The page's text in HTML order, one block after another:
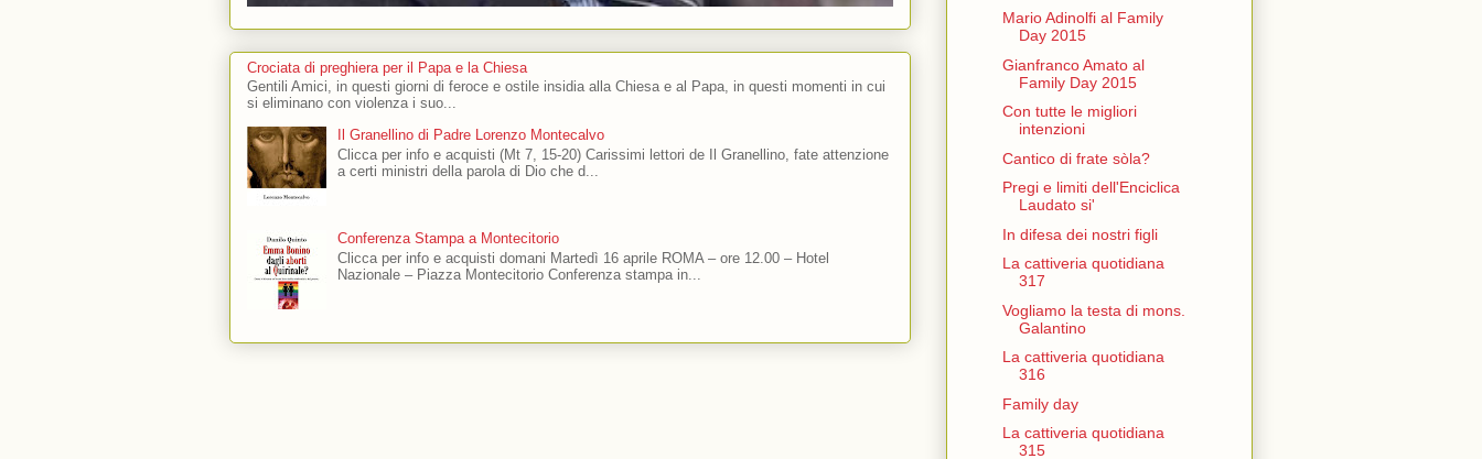
Crociata di preghiera per il Papa e la Chiesa
Gentili Amici, in questi giorni di feroce e ostile insidia alla Chiesa e al Papa, in questi momenti in cui
si eliminano con violenza i suo...
Il Granellino di Padre Lorenzo Montecalvo
Clicca per info e acquisti (Mt 7, 15-20) Carissimi lettori de Il Granellino, fate attenzione
a certi ministri della parola di Dio che d...
Conferenza Stampa a Montecitorio
Clicca per info e acquisti domani Martedì 16 aprile ROMA – ore 12.00 – Hotel
Nazionale – Piazza Montecitorio Conferenza stampa in...
Mario Adinolfi al Family
Day 2015
Gianfranco Amato al
Family Day 2015
Con tutte le migliori
intenzioni
Cantico di frate sòla?
Pregi e limiti dell'Enciclica
Laudato si'
In difesa dei nostri figli
La cattiveria quotidiana
317
Vogliamo la testa di mons.
Galantino
La cattiveria quotidiana
316
Family day
La cattiveria quotidiana
315